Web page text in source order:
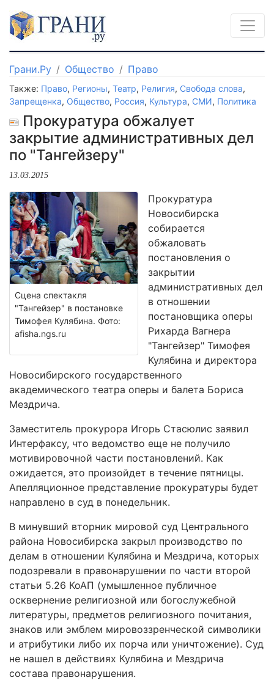
Грани.Ру Общество Право
Также: Право, Регионы, Театр, Религия, Свобода слова,
Запрещенка, Общество, Россия, Культура, СМИ, Политика
Прокуратура обжалует
закрытие административных дел
по "Тангейзеру"
13.03.2015
Сцена спектакля
"Тангейзер" в постановке
Тимофея Кулябина. Фото:
afisha.ngs.ru
Прокуратура
Новосибирска
собирается
обжаловать
постановления о
закрытии
административных дел
в отношении
постановщика оперы
Рихарда Вагнера
"Тангейзер" Тимофея
Кулябина и директора
Новосибирского государственного
академического театра оперы и балета Бориса
Мездрича.
Заместитель прокурора Игорь Стасюлис заявил
Интерфаксу, что ведомство еще не получило
мотивировочной части постановлений. Как
ожидается, это произойдет в течение пятницы.
Апелляционное представление прокуратуры будет
направлено в суд в понедельник.
В минувший вторник мировой суд Центрального
района Новосибирска закрыл производство по
делам в отношении Кулябина и Мездрича, которых
подозревали в правонарушении по части второй
статьи 5.26 КоАП (умышленное публичное
осквернение религиозной или богослужебной
литературы, предметов религиозного почитания,
знаков или эмблем мировоззренческой символики
и атрибутики либо их порча или уничтожение). Суд
не нашел в действиях Кулябина и Мездрича
состава правонарушения.